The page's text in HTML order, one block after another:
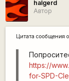
halgerd
Автор
Цитата сообщения
https://
for-SPD-